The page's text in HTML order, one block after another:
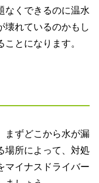
なくできるのに温水
壊れているのかもし
とになります。
まずどこから水が漏
場所によって、対処
マイナスドライバー